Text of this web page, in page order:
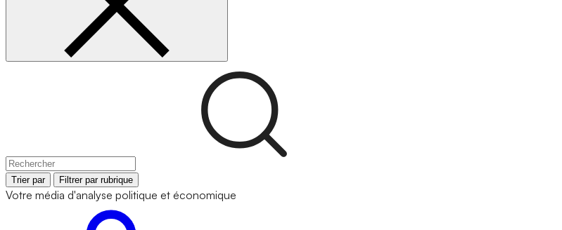
Trier par Filtrer par rubrique
Votre média d'analyse politique et économique